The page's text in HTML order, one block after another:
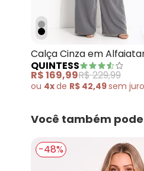
Calça Cinza em
QUINTESS
R$ 169,99R$ 229,99
ou 4xde R$ 42,49sem
Você também
-48%